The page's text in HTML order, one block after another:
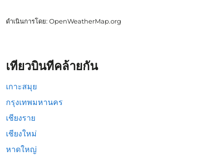
ดำเนินการโดย: OpenWeatherMap.org
เที่ยวบินที่คล้ายกัน
เกาะสมุย
กรุงเทพมหานคร
เชียงราย
เชียงใหม่
หาดใหญ่